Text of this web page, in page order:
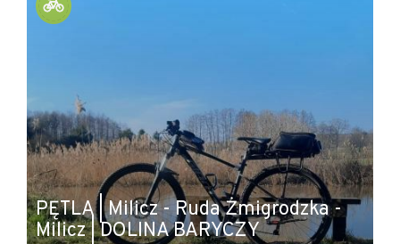
PĘTLA | Milicz - Ruda Żmigrodzka -
Milicz | DOLINA BARYCZY